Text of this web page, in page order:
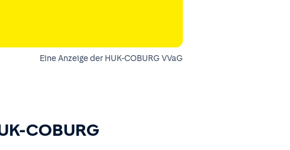
Eine Anzeige der HUK-COBURG VVaG
COBURG